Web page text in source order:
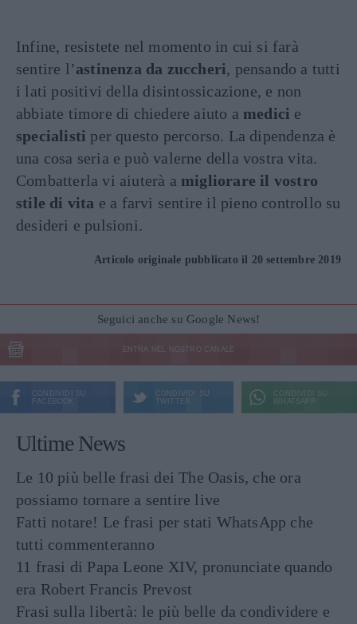
Infine, resistete nel momento in cui si farà
sentire l’astinenza da zuccheri, pensando a tutti
i lati positivi della disintossicazione, e non
abbiate timore di chiedere aiuto a medici e
specialisti per questo percorso. La dipendenza è
una cosa seria e può valerne della vostra vita.
Combatterla vi aiuterà a migliorare il vostro
stile di vita e a farvi sentire il pieno controllo su
desideri e pulsioni.
Articolo originale pubblicato il 20 settembre 2019
Seguici anche su Google News!
ENTRA NEL NOSTRO CANALE
CONDIVIDI SU
FACEBOOK
CONDIVIDI SU
TWITTER
CONDIVIDI SU
WHATSAPP
Ultime News
Le 10 più belle frasi dei The Oasis, che ora
possiamo tornare a sentire live
Fatti notare! Le frasi per stati WhatsApp che
tutti commenteranno
11 frasi di Papa Leone XIV, pronunciate quando
era Robert Francis Prevost
Frasi sulla libertà: le più belle da condividere e